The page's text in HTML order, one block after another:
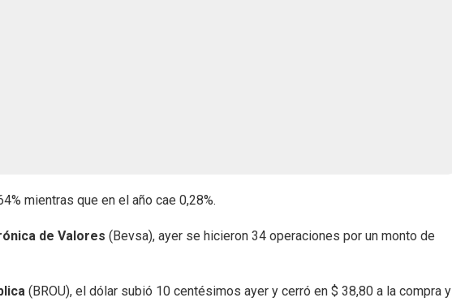
mientras que en el año cae 0,28%.
de Valores (Bevsa), ayer se hicieron 34 operaciones por un monto de
(BROU), el dólar subió 10 centésimos ayer y cerró en $ 38,80 a la compra y